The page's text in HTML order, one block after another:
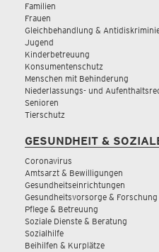
Familien
Frauen
Gleichbehandlung &
Jugend
Kinderbetreuung
Konsumentenschutz
Menschen mit Behinderung
Niederlassungs- und
Senioren
Tierschutz
GESUNDHEIT &
Coronavirus
Amtsarzt & Bewilligungen
Gesundheitseinrichtungen
Gesundheitsvorsorge & Forschung
Pflege & Betreuung
Soziale Dienste & Beratung
Sozialhilfe
Beihilfen & Kurplätze